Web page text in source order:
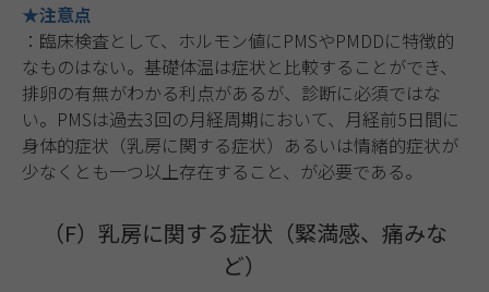
★注意点
：臨床検査として、ホルモン値にPMSやPMDDに特徴的
なものはない。基礎体温は症状と比較することができ、
排卵の有無がわかる利点があるが、診断に必須ではな
い。PMSは過去3回の月経周期において、月経前5日間に
身体的症状（乳房に関する症状）あるいは情緒的症状が
少なくとも一つ以上存在すること、が必要である。
（F）乳房に関する症状（緊満感、痛みな
ど）